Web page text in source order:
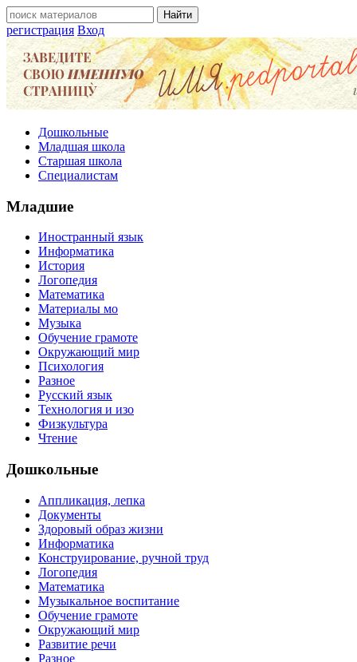
регистрация Вход
Дошкольные
Младшая школа
Старшая школа
Специалистам
Младшие
Иностранный язык
Информатика
История
Логопедия
Математика
Материалы мо
Музыка
Обучение грамоте
Окружающий мир
Психология
Разное
Русский язык
Технология и изо
Физкультура
Чтение
Дошкольные
Аппликация, лепка
Документы
Здоровый образ жизни
Информатика
Конструирование, ручной труд
Логопедия
Математика
Музыкальное воспитание
Обучение грамоте
Окружающий мир
Развитие речи
Разное